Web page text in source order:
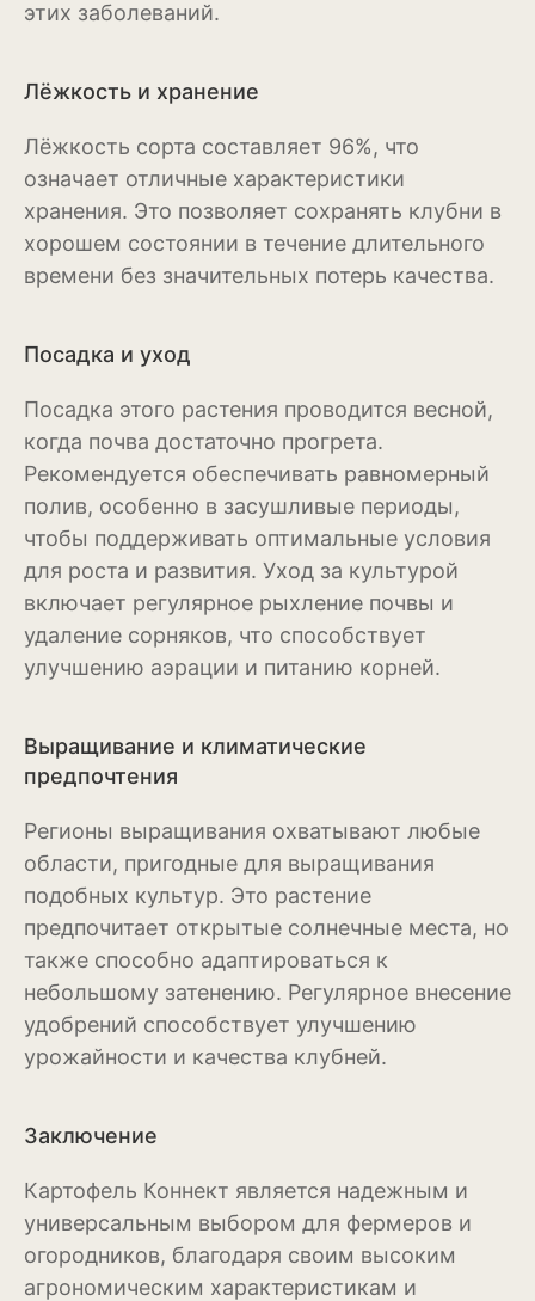
Антуриум
Колеус
Кротон или кодиеум
Сингониум
Спатифиллум
Фикус
Кустарники и деревья
Бересклет
Буддлея
Бузина
Дёрен
Ель
Жимолость
Ива
Кипарисовик
Клен
Лиственница
Пузыреплодник
Сирень
этих заболеваний.
Лёжкость и хранение
Лёжкость сорта составляет 96%, что
означает отличные характеристики
хранения. Это позволяет сохранять клубни в
хорошем состоянии в течение длительного
времени без значительных потерь качества.
Посадка и уход
Посадка этого растения проводится весной,
когда почва достаточно прогрета.
Рекомендуется обеспечивать равномерный
полив, особенно в засушливые периоды,
чтобы поддерживать оптимальные условия
для роста и развития. Уход за культурой
включает регулярное рыхление почвы и
удаление сорняков, что способствует
улучшению аэрации и питанию корней.
Выращивание и климатические
предпочтения
Регионы выращивания охватывают любые
области, пригодные для выращивания
подобных культур. Это растение
предпочитает открытые солнечные места, но
также способно адаптироваться к
небольшому затенению. Регулярное внесение
удобрений способствует улучшению
урожайности и качества клубней.
Заключение
Картофель Коннект является надежным и
универсальным выбором для фермеров и
огородников, благодаря своим высоким
агрономическим характеристикам и